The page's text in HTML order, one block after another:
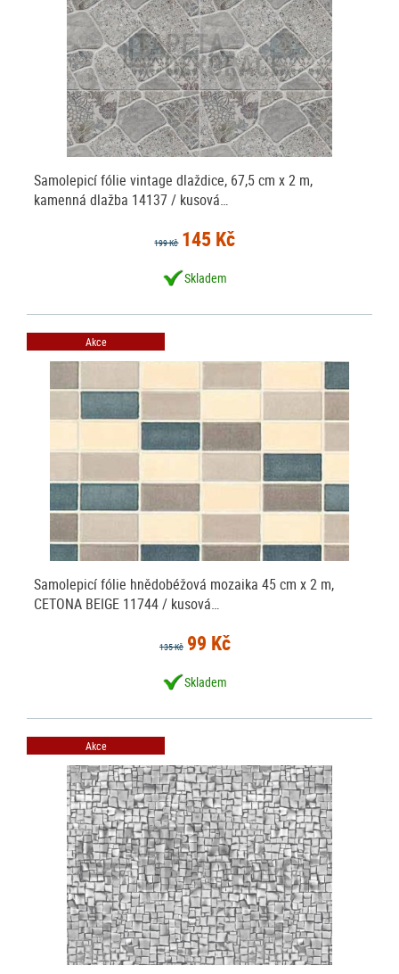
Samolepicí fólie vintage dlaždice, 67,5 cm x 2 m,
kamenná dlažba 14137 / kusová…
199 Kč 145 Kč
Skladem
Akce
Samolepicí fólie hnědobéžová mozaika 45 cm x 2 m,
CETONA BEIGE 11744 / kusová…
135 Kč 99 Kč
Skladem
Akce